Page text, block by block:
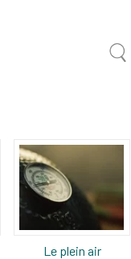
Le plein air